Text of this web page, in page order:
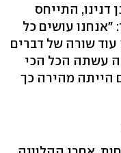
דנינו, התייחס
עושים כל
שורה של דברים
עשתה הכל הכי
הייתה מהירה כך